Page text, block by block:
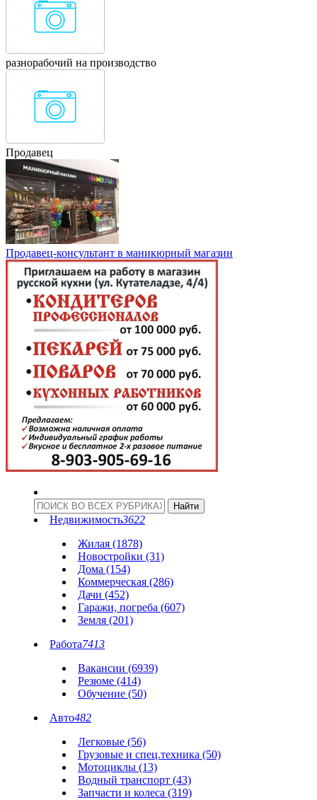
разнорабочий на производство
Продавец
Продавец-консультант в маникюрный магазин
Недвижимость3622
Жилая (1878)
Новостройки (31)
Дома (154)
Коммерческая (286)
Дачи (452)
Гаражи, погреба (607)
Земля (201)
Работа7413
Вакансии (6939)
Резюме (414)
Обучение (50)
Авто482
Легковые (56)
Грузовые и спец.техника (50)
Мотоциклы (13)
Водный транспорт (43)
Запчасти и колеса (319)